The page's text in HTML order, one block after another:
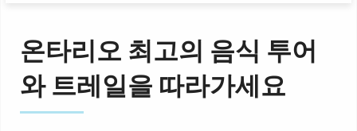
온타리오 최고의 음식 투어
와 트레일을 따라가세요